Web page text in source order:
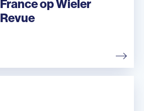
France op Wieler
Revue